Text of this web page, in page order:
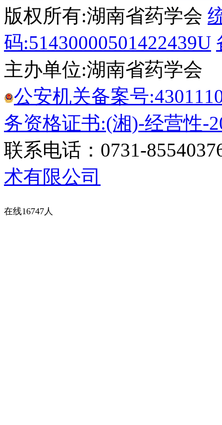
版权所有:湖南省药学会
码:51430000501422439U
主办单位:湖南省药学会
公安机关备案号
务资格证书:(湘)-经营性-
联系电话：0731-
术有限公司
在线16747人